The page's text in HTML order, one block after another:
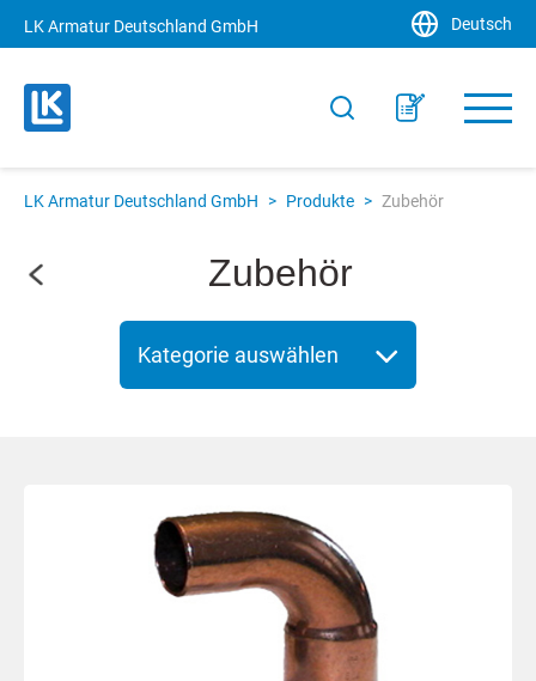
LK Armatur Deutschland GmbH Deutsch
LK Armatur Deutschland GmbH > Produkte > Zubehör
Zubehör
Kategorie auswählen